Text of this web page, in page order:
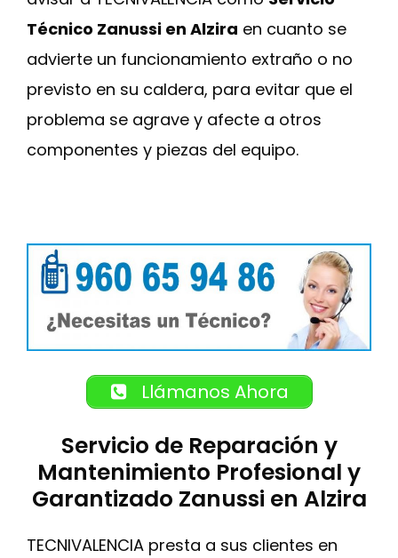
Técnico Zanussi en Alzira en cuanto se
advierte un funcionamiento extraño o no
previsto en su caldera, para evitar que el
problema se agrave y afecte a otros
componentes y piezas del equipo.
Llámanos Ahora
Servicio de Reparación y
Mantenimiento Profesional y
Garantizado Zanussi en Alzira
TECNIVALENCIA presta a sus clientes en